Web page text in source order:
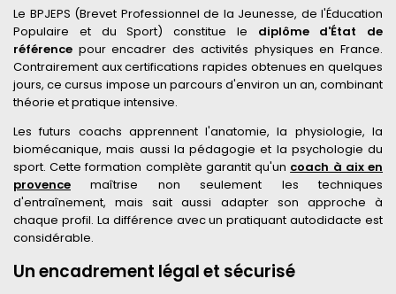
Le BPJEPS (Brevet Professionnel de la Jeunesse, de l'Éducation
Populaire et du Sport) constitue le diplôme d'État de
référence pour encadrer des activités physiques en France.
Contrairement aux certifications rapides obtenues en quelques
jours, ce cursus impose un parcours d'environ un an, combinant
théorie et pratique intensive.
Les futurs coachs apprennent l'anatomie, la physiologie, la
biomécanique, mais aussi la pédagogie et la psychologie du
sport. Cette formation complète garantit qu'un coach à aix en
provence
maîtrise non seulement les techniques
d'entraînement, mais sait aussi adapter son approche à
chaque profil. La différence avec un pratiquant autodidacte est
considérable.
Un encadrement légal et sécurisé